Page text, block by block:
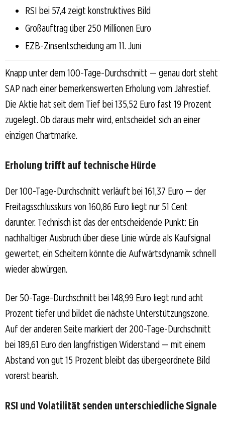
RSI bei 57,4 zeigt konstruktives Bild
Großauftrag über 250 Millionen Euro
EZB-Zinsentscheidung am 11. Juni
Knapp unter dem 100-Tage-Durchschnitt — genau dort steht
SAP nach einer bemerkenswerten Erholung vom Jahrestief.
Die Aktie hat seit dem Tief bei 135,52 Euro fast 19 Prozent
zugelegt. Ob daraus mehr wird, entscheidet sich an einer
einzigen Chartmarke.
Erholung trifft auf technische Hürde
Der 100-Tage-Durchschnitt verläuft bei 161,37 Euro — der
Freitagsschlusskurs von 160,86 Euro liegt nur 51 Cent
darunter. Technisch ist das der entscheidende Punkt: Ein
nachhaltiger Ausbruch über diese Linie würde als Kaufsignal
gewertet, ein Scheitern könnte die Aufwärtsdynamik schnell
wieder abwürgen.
Der 50-Tage-Durchschnitt bei 148,99 Euro liegt rund acht
Prozent tiefer und bildet die nächste Unterstützungszone.
Auf der anderen Seite markiert der 200-Tage-Durchschnitt
bei 189,61 Euro den langfristigen Widerstand — mit einem
Abstand von gut 15 Prozent bleibt das übergeordnete Bild
vorerst bearish.
RSI und Volatilität senden unterschiedliche Signale